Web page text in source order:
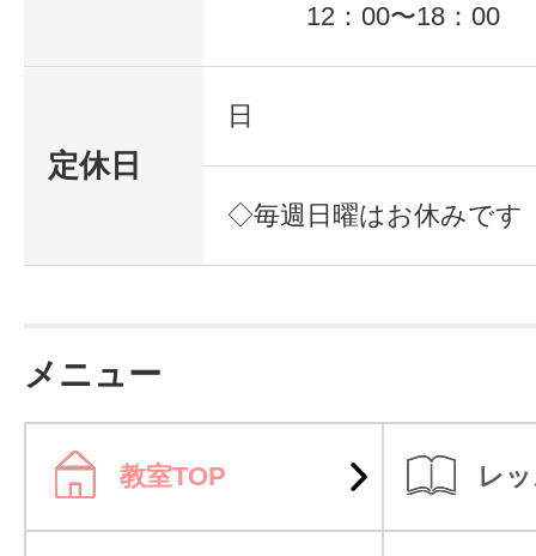
12：00〜18：00
定休日
日
◇毎週日曜はお休みです
メニュー
教室TOP レ